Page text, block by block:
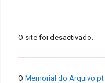
O site foi desactivado.
O Memorial do Arquivo.pt